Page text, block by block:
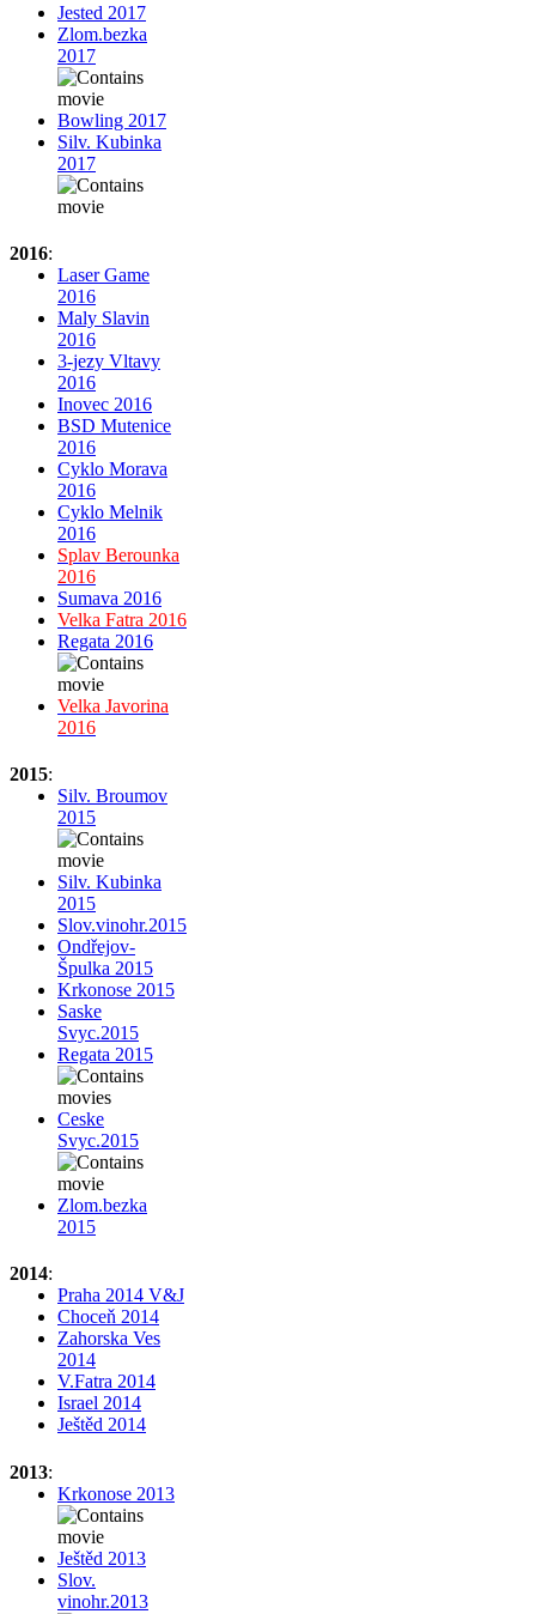
Jested 2017
Zlom.bezka
2017
Bowling 2017
Silv. Kubinka
2017
2016:
Laser Game
2016
Maly Slavin
2016
3-jezy Vltavy
2016
Inovec 2016
BSD Mutenice
2016
Cyklo Morava
2016
Cyklo Melnik
2016
Splav Berounka
2016
Sumava 2016
Velka Fatra 2016
Regata 2016
Velka Javorina
2016
2015:
Silv. Broumov
2015
Silv. Kubinka
2015
Slov.vinohr.2015
Ondřejov-
Špulka 2015
Krkonose 2015
Saske
Svyc.2015
Regata 2015
Ceske
Svyc.2015
Zlom.bezka
2015
2014:
Praha 2014 V&J
Choceň 2014
Zahorska Ves
2014
V.Fatra 2014
Israel 2014
Ještěd 2014
2013:
Krkonose 2013
Ještěd 2013
Slov.
vinohr.2013